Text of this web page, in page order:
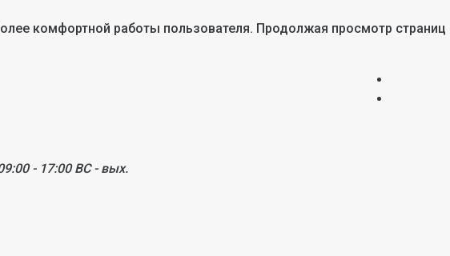
комфортной работы пользователя. Продолжая просмотр
- 17:00 ВС - вых.